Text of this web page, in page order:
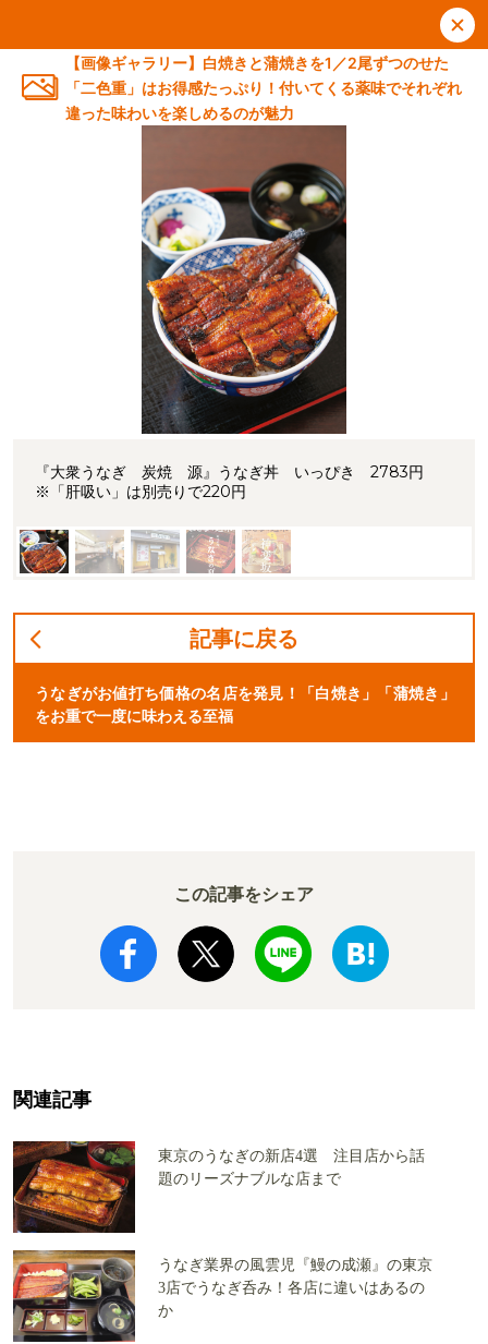
【画像ギャラリー】白焼きと蒲焼きを1／2尾ずつのせた
「二色重」はお得感たっぷり！付いてくる薬味でそれぞれ
違った味わいを楽しめるのが魅力
『大衆うなぎ 炭焼 源』うなぎ丼 いっぴき 2783円
※「肝吸い」は別売りで220円
記事に戻る
うなぎがお値打ち価格の名店を発見！「白焼き」「蒲焼き」
をお重で一度に味わえる至福
この記事をシェア
関連記事
東京のうなぎの新店4選 注目店から話
題のリーズナブルな店まで
うなぎ業界の風雲児『鰻の成瀬』の東京
3店でうなぎ呑み！各店に違いはあるの
か